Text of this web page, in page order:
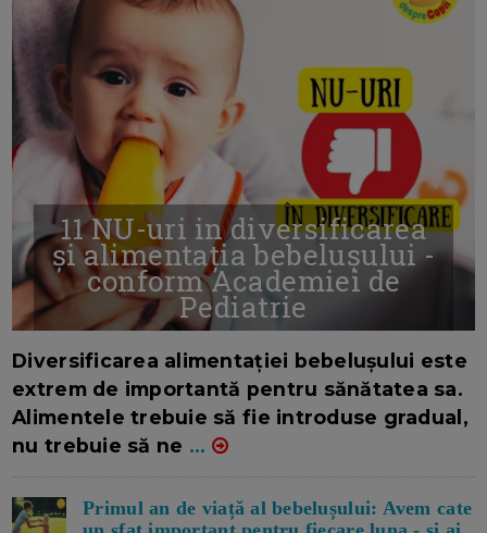
11 NU-uri in diversificarea
și alimentația bebelușului -
conform Academiei de
Pediatrie
Diversificarea alimentației bebelușului este
extrem de importantă pentru sănătatea sa.
Alimentele trebuie să fie introduse gradual,
nu trebuie să ne ...
Primul an de viață al bebelușului: Avem cate